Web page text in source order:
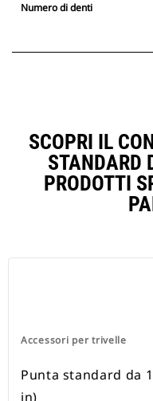
Numero di denti
SCOPRI IL
STANDARD
PRODOTTI
Accessori per trivelle
Punta standard da
in)